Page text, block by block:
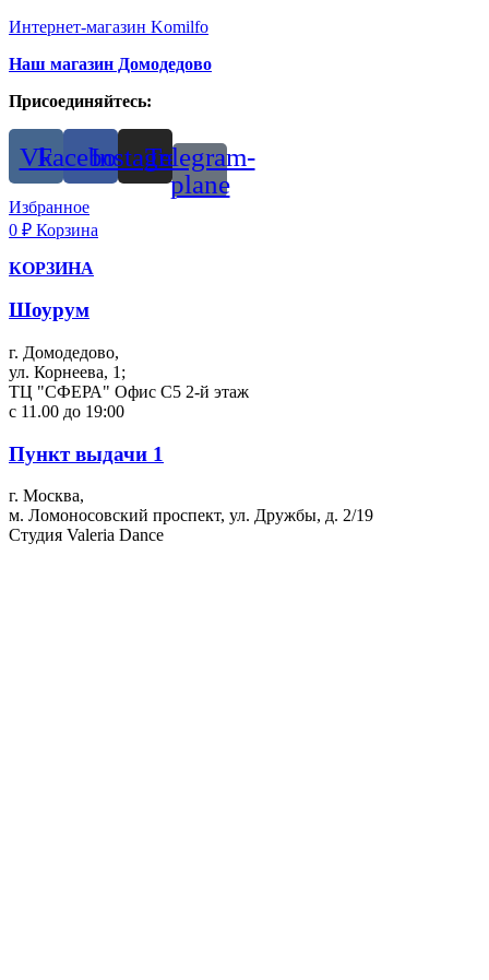
Интернет-магазин Komilfo
Наш магазин Домодедово
Присоединяйтесь:
VkFacebookInstagramTelegram-
plane
Избранное
0 ₽ Корзина
КОРЗИНА
Шоурум
г. Домодедово,
ул. Корнеева, 1;
ТЦ "СФЕРА" Офис С5 2-й этаж
с 11.00 до 19:00
Пункт выдачи 1
г. Москва,
м. Ломоносовский проспект, ул. Дружбы, д. 2/19
Студия Valeria Dance